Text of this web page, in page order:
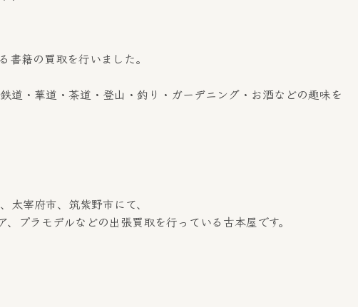
書籍の買取を行いました。
道・華道・茶道・登山・釣り・ガーデニング・お酒などの趣味を
太宰府市、筑紫野市にて、
プラモデルなどの出張買取を行っている古本屋です。